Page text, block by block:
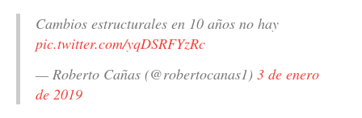
Cambios estructurales en 10 años no hay
pic.twitter.com/yqDSRFYzRc
— Roberto Cañas (@robertocanas1) 3 de enero
de 2019